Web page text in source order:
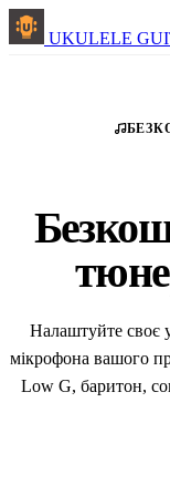
UKULELE
Налаштуйте своє
мікрофона вашого
Low G, баритон,